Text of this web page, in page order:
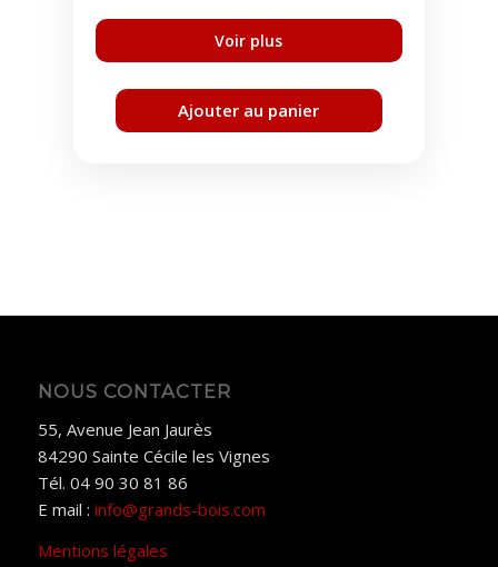
Ajouter au panier
NOUS CONTACTER
55, Avenue Jean Jaurès
84290 Sainte Cécile les Vignes
Tél. 04 90 30 81 86
E mail : info@grands-bois.com
Mentions légales